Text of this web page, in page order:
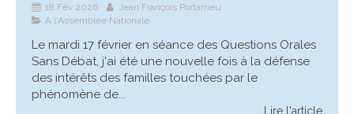
18 Fév 2026
Jean François Portarrieu
A l'Assemblée Nationale
Le mardi 17 février en séance des Questions Orales
Sans Débat, j'ai été une nouvelle fois à la défense
des intérêts des familles touchées par le
phénomène de...
Lire l'article